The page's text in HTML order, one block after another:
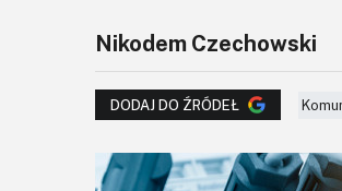
Nikodem Czechowski
DODAJ DO ŹRÓDEŁ